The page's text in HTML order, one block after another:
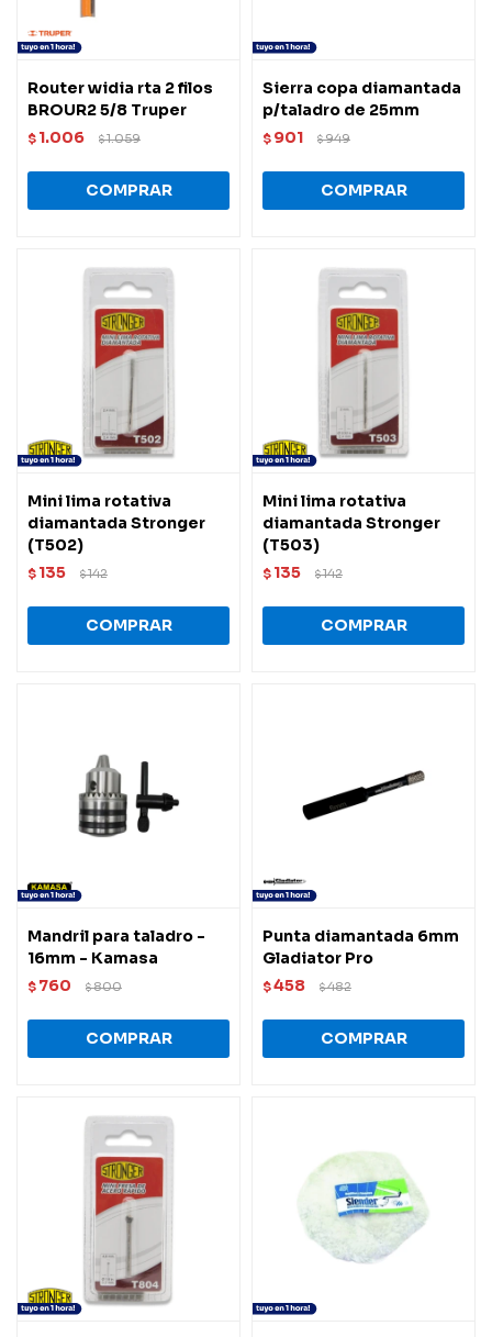
Router widia rta 2 filos
BROUR2 5/8 Truper
$ 1.006 $1.059
Sierra copa diamantada
p/taladro de 25mm
$ 901 $949
Mini lima rotativa
diamantada Stronger
(T502)
$ 135 $142
Mini lima rotativa
diamantada Stronger
(T503)
$ 135 $142
Mandril para taladro -
16mm - Kamasa
$ 760 $800
Punta diamantada 6mm
Gladiator Pro
$458 $482